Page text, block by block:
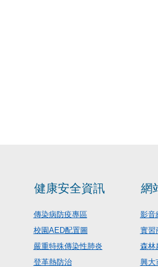
健康安全資訊
傳染病防疫專區
校園AED配置圖
嚴重特殊傳染性肺炎
登革熱防治
網
影音
實習
森林
興大